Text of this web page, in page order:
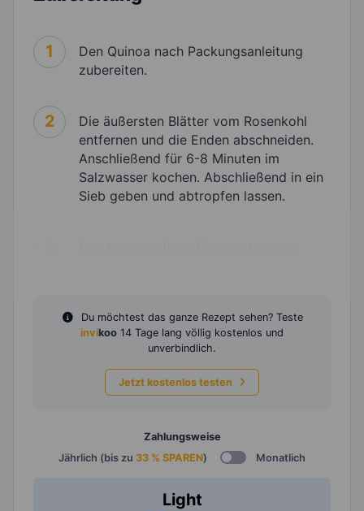
1
Den Quinoa nach Packungsanleitung
zubereiten.
2
Die äußersten Blätter vom Rosenkohl
entfernen und die Enden abschneiden.
Anschließend für 6-8 Minuten im
Salzwasser kochen. Abschließend in ein
Sieb geben und abtropfen lassen.
Du möchtest das ganze Rezept sehen? Teste
invikoo 14 Tage lang völlig kostenlos und
unverbindlich.
Jetzt kostenlos testen
Zahlungsweise
Jährlich (bis zu 33 % SPAREN) Monatlich
Light